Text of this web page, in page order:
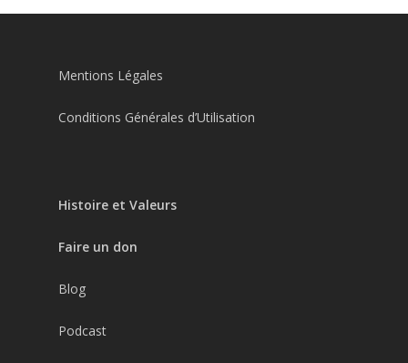
Mentions Légales
Conditions Générales d’Utilisation
Histoire et Valeurs
Faire un don
Blog
Podcast